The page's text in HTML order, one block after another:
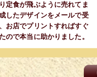
定食が飛ぶように売れてま
したデザインをメールで受
お店でプリントすればすぐ
ので本当に助かりました。